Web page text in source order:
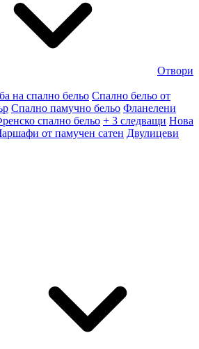
Отвори
на спално бельо Спално бельо от
Спално памучно бельо Фланелени
спално бельо + 3 следващи Нова
от памучен сатен Двулицеви